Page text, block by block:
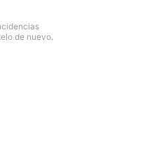
de nuevo.